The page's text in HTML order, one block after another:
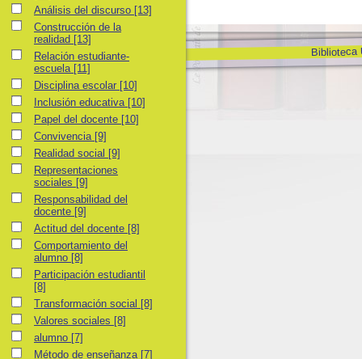
Biblioteca
Análisis del discurso
Análisis del discurso [13]
Construcción de la realidad
Construcción de la
realidad [13]
Relación estudiante-escuela
Relación estudiante-
escuela [11]
Disciplina escolar
Disciplina escolar [10]
Inclusión educativa
Inclusión educativa [10]
Papel del docente
Papel del docente [10]
Convivencia
Convivencia [9]
Realidad social
Realidad social [9]
Representaciones sociales
Representaciones
sociales [9]
Responsabilidad del docente
Responsabilidad del
docente [9]
Actitud del docente
Actitud del docente [8]
Comportamiento del alumno
Comportamiento del
alumno [8]
Participación estudiantil
Participación estudiantil
[8]
Transformación social
Transformación social [8]
Valores sociales
Valores sociales [8]
alumnoalumno [7]
Método de enseñanza
Método de enseñanza [7]